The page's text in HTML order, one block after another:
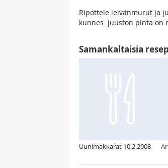
Ripottele leivänmurut ja
kunnes
Samankaltaisia
Uunimakkarat 10.2.2008